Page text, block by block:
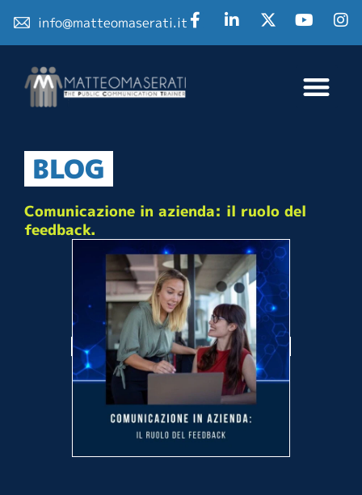
info@matteomaserati.it
BLOG
Comunicazione in azienda: il ruolo del
feedback.